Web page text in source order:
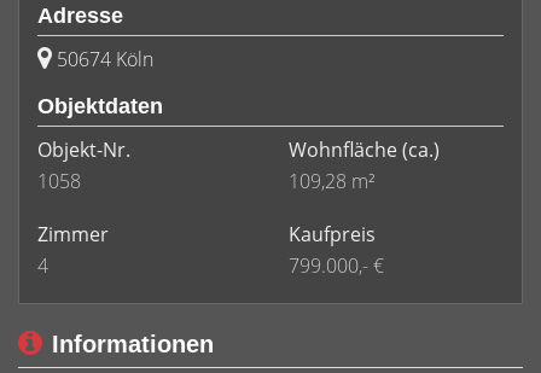
Adresse
50674 Köln
Objektdaten
Objekt-Nr.
1058
Wohnfläche (ca.)
109,28 m²
Zimmer
4
Kaufpreis
799.000,- €
Informationen